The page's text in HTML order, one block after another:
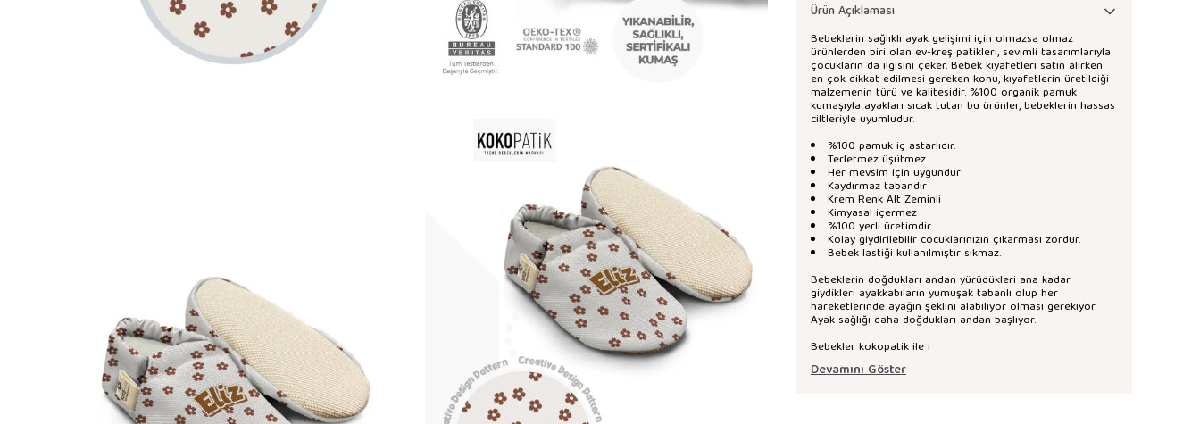
Ürün Açıklaması
Bebeklerin sağlıklı ayak gelişimi için olmazsa olmaz
ürünlerden biri olan ev-kreş patikleri, sevimli tasarımlarıyla
çocukların da ilgisini çeker. Bebek kıyafetleri satın alırken
en çok dikkat edilmesi gereken konu, kıyafetlerin üretildiği
malzemenin türü ve kalitesidir. %100 organik pamuk
kumaşıyla ayakları sıcak tutan bu ürünler, bebeklerin hassas
ciltleriyle uyumludur.
%100 pamuk iç astarlıdır.
Terletmez üşütmez
Her mevsim için uygundur
Kaydırmaz tabandır
Krem Renk Alt Zeminli
Kimyasal içermez
%100 yerli üretimdir
Kolay giydirilebilir cocuklarınızın çıkarması zordur.
Bebek lastiği kullanılmıştır sıkmaz.
Bebeklerin doğdukları andan yürüdükleri ana kadar
giydikleri ayakkabıların yumuşak tabanlı olup her
hareketlerinde ayağın şeklini alabiliyor olması gerekiyor.
Ayak sağlığı daha doğdukları andan başlıyor.
Bebekler kokopatik ile i
Devamını Göster